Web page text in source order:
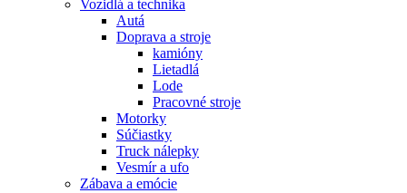
Vozidlá a technika
Autá
Doprava a stroje
kamióny
Lietadlá
Lode
Pracovné stroje
Motorky
Súčiastky
Truck nálepky
Vesmír a ufo
Zábava a emócie